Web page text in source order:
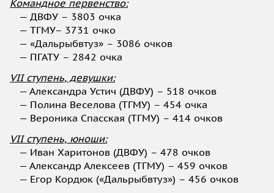
Командное первенство:
— ДВФУ – 3803 очка
— ТГМУ– 3731 очко
— «Дальрыбвтуз» – 3086 очков
— ПГАТУ – 2842 очка
VII ступень, девушки:
— Александра Устич (ДВФУ) – 518 очков
— Полина Веселова (ТГМУ) – 454 очка
— Вероника Спасская (ТГМУ) – 414 очков
VII ступень, юноши:
— Иван Харитонов (ДВФУ) – 478 очков
— Александр Алексеев (ТГМУ) – 459 очков
— Егор Кордюк («Дальрыбвтуз») – 456 очков